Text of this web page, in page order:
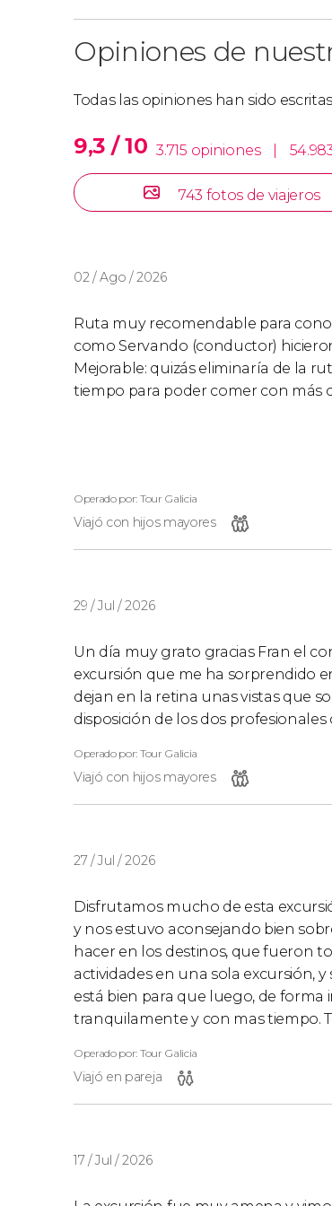
Opiniones de
Todas las opiniones han sido
9,3 / 10 3.715 opiniones
743 fotos de viajeros
02 / Ago / 2026
Ruta muy recomendable para
como Servando (conductor)
Mejorable: quizás eliminaría de la
tiempo para poder comer con más
Operado por: Tour Galicia
Viajó con hijos mayores
29 / Jul / 2026
Un día muy grato gracias Fran el
excursión que me ha sorprendido
dejan en la retina unas vistas que
disposición de los dos
Operado por: Tour Galicia
Viajó con hijos mayores
27 / Jul / 2026
Disfrutamos mucho de esta
y nos estuvo aconsejando bien
hacer en los destinos, que fueron
actividades en una sola excursión,
está bien para que luego, de forma
tranquilamente y con mas tiempo.
Operado por: Tour Galicia
Viajó en pareja
17 / Jul / 2026